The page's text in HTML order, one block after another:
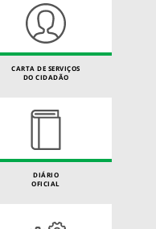
CARTA DE SERVIÇOS
DO CIDADÃO
DIÁRIO
OFICIAL